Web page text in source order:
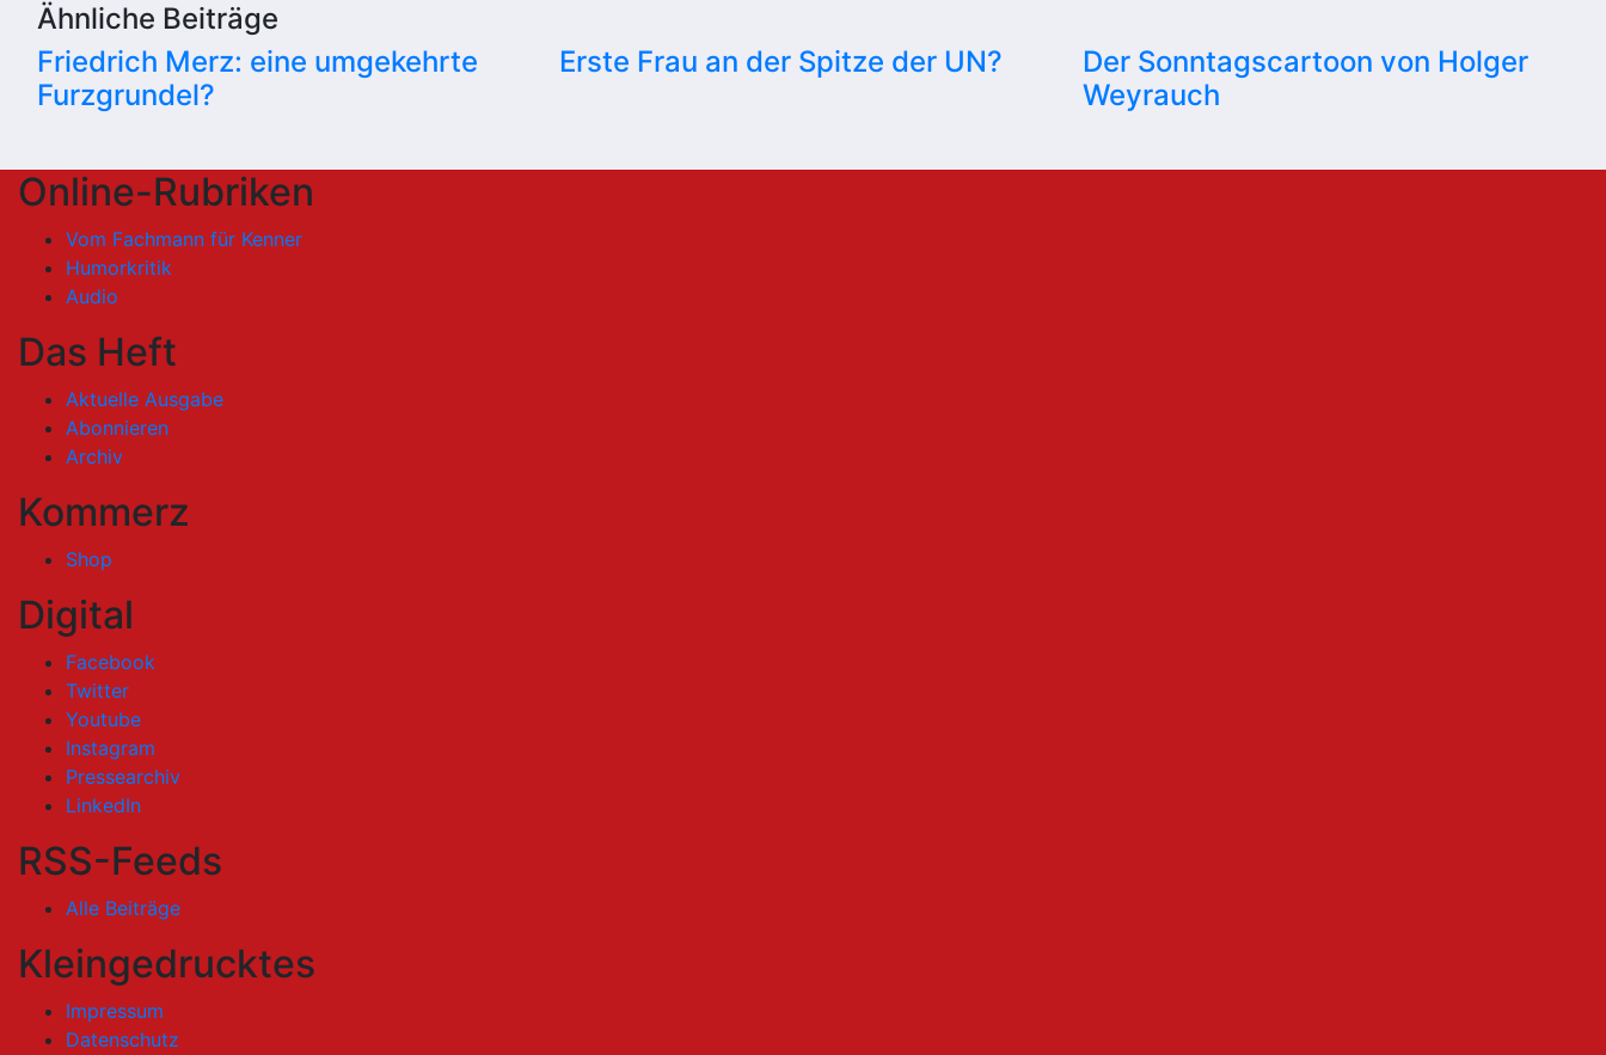
Ähnliche Beiträge
Friedrich Merz: eine umgekehrte
Furzgrundel?
Erste Frau an der Spitze der UN?
Der Sonntagscartoon von Holger
Weyrauch
Online-Rubriken
Vom Fachmann für Kenner
Humorkritik
Audio
Das Heft
Aktuelle Ausgabe
Abonnieren
Archiv
Kommerz
Shop
Digital
Facebook
Twitter
Youtube
Instagram
Pressearchiv
LinkedIn
RSS-Feeds
Alle Beiträge
Kleingedrucktes
Impressum
Datenschutz